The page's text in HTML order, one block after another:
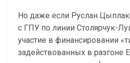
Но даже если Руслан
с ГПУ по линии Столярчук-
участие в финансировании
задействованных в разгоне